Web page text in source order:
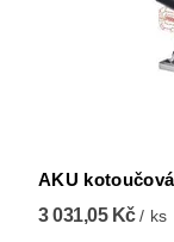
AKU
3 031,05 Kč/ ks